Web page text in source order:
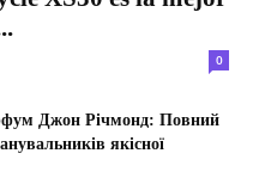
0
Джон Річмонд: Повний
якісної